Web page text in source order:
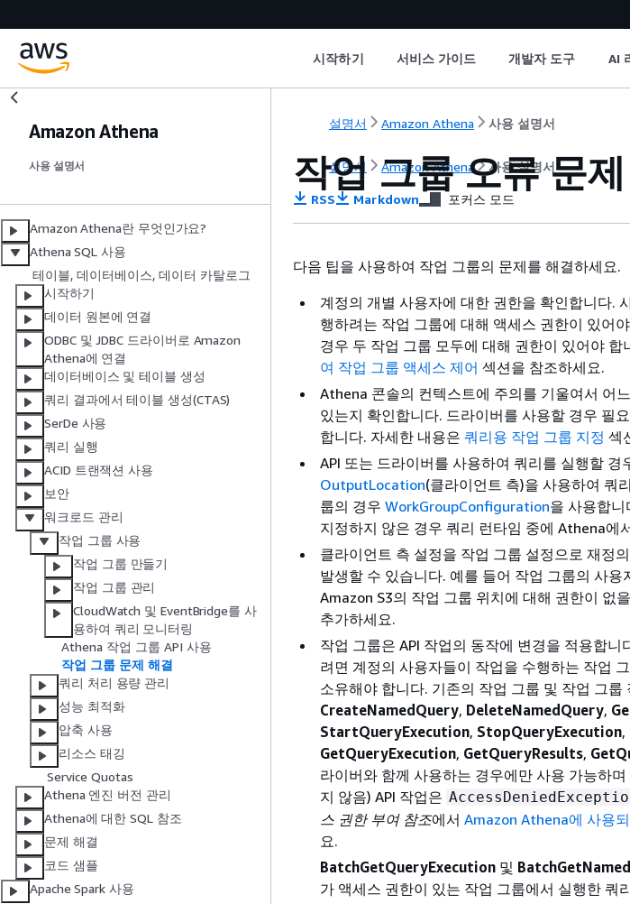
시작하기 서비스 가이드 개발자 도구 AI
Amazon Athena
사용 설명서
Amazon Athena란 무엇인가요?
Athena SQL 사용
테이블, 데이터베이스, 데이터 카탈로그
시작하기
데이터 원본에 연결
ODBC 및 JDBC 드라이버로 Amazon
Athena에 연결
데이터베이스 및 테이블 생성
쿼리 결과에서 테이블 생성(CTAS)
SerDe 사용
쿼리 실행
ACID 트랜잭션 사용
보안
워크로드 관리
작업 그룹 사용
작업 그룹 만들기
작업 그룹 관리
CloudWatch 및 EventBridge를 사
용하여 쿼리 모니터링
Athena 작업 그룹 API 사용
작업 그룹 문제 해결
쿼리 처리 용량 관리
성능 최적화
압축 사용
리소스 태깅
Service Quotas
Athena 엔진 버전 관리
Athena에 대한 SQL 참조
문제 해결
코드 샘플
Apache Spark 사용
설명서 Amazon Athena 사용 설명서
설명서 Amazon Athena 사용 설명서
작업 그룹 오류 문
RSS Markdown 포커스 모드
다음 팁을 사용하여 작업 그룹의 문제를 해결하세요.
계정의 개별 사용자에 대한 권한을 확인합니다.
행하려는 작업 그룹에 대해 액세스 권한이 있어
경우 두 작업 그룹 모두에 대해 권한이 있어야 합
여 작업 그룹 액세스 제어 섹션을 참조하세요.
Athena 콘솔의 컨텍스트에 주의를 기울여서 어
있는지 확인합니다. 드라이버를 사용할 경우 필
합니다. 자세한 내용은 쿼리용 작업 그룹 지정 섹
API 또는 드라이버를 사용하여 쿼리를 실행할 경
OutputLocation(클라이언트 측)을 사용하여 쿼
룹의 경우 WorkGroupConfiguration을 사용합
지정하지 않은 경우 쿼리 런타임 중에 Athena에
클라이언트 측 설정을 작업 그룹 설정으로 재정
발생할 수 있습니다. 예를 들어 작업 그룹의 사
Amazon S3의 작업 그룹 위치에 대해 권한이 없
추가하세요.
작업 그룹은 API 작업의 동작에 변경을 적용합
려면 계정의 사용자들이 작업을 수행하는 작업
소유해야 합니다. 기존의 작업 그룹 및 작업 그
CreateNamedQuery, DeleteNamedQuery,
StartQueryExecution, StopQueryExecution,
GetQueryExecution, GetQueryResults,
라이버와 함께 사용하는 경우에만 사용 가능하
지 않음) API 작업은
스 권한 부여 참조에서 Amazon Athena에 사용
요.
BatchGetQueryExecution 및
가 액세스 권한이 있는 작업 그룹에서 실행한 쿼